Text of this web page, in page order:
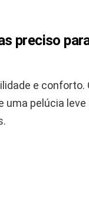
preciso
e conforto.
pelúcia